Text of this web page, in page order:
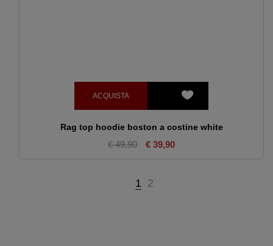
ACQUISTA
Rag top hoodie boston a costine white
€ 49,90 € 39,90
1 2